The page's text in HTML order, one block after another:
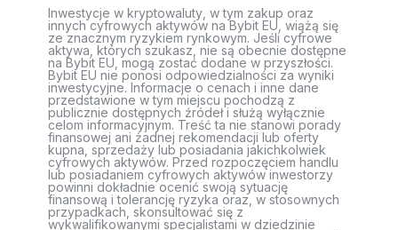
Inwestycje w kryptowaluty, w tym zakup oraz
innych cyfrowych aktywów na Bybit EU, wiążą się
ze znacznym ryzykiem rynkowym. Jeśli cyfrowe
aktywa, których szukasz, nie są obecnie dostępne
na Bybit EU, mogą zostać dodane w przyszłości.
Bybit EU nie ponosi odpowiedzialności za wyniki
inwestycyjne. Informacje o cenach i inne dane
przedstawione w tym miejscu pochodzą z
publicznie dostępnych źródeł i służą wyłącznie
celom informacyjnym. Treść ta nie stanowi porady
finansowej ani żadnej rekomendacji lub oferty
kupna, sprzedaży lub posiadania jakichkolwiek
cyfrowych aktywów. Przed rozpoczęciem handlu
lub posiadaniem cyfrowych aktywów inwestorzy
powinni dokładnie ocenić swoją sytuację
finansową i tolerancję ryzyka oraz, w stosownych
przypadkach, skonsultować się z
wykwalifikowanymi specjalistami w dziedzinie